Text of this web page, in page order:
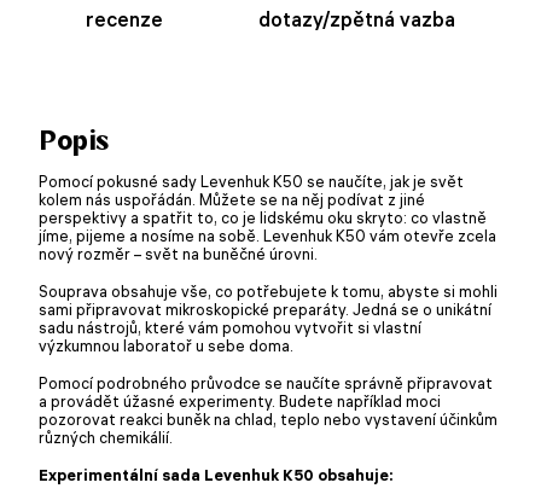
recenze dotazy/zpětná vazba
Popis
Pomocí pokusné sady Levenhuk K50 se naučíte, jak je svět
kolem nás uspořádán. Můžete se na něj podívat z jiné
perspektivy a spatřit to, co je lidskému oku skryto: co vlastně
jíme, pijeme a nosíme na sobě. Levenhuk K50 vám otevře zcela
nový rozměr – svět na buněčné úrovni.
Souprava obsahuje vše, co potřebujete k tomu, abyste si mohli
sami připravovat mikroskopické preparáty. Jedná se o unikátní
sadu nástrojů, které vám pomohou vytvořit si vlastní
výzkumnou laboratoř u sebe doma.
Pomocí podrobného průvodce se naučíte správně připravovat
a provádět úžasné experimenty. Budete například moci
pozorovat reakci buněk na chlad, teplo nebo vystavení účinkům
různých chemikálií.
Experimentální sada Levenhuk K50 obsahuje: